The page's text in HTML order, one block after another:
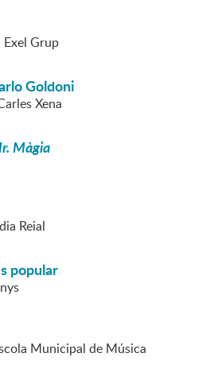
Grup
Goldoni
Xena
Màgia
Reial
popular
Municipal de Música